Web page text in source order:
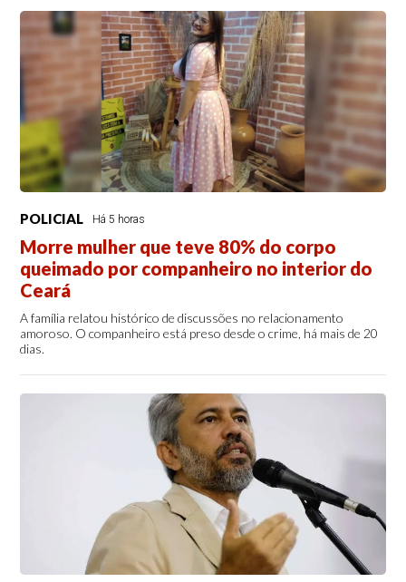
POLICIAL Há 5 horas
Morre mulher que teve 80% do corpo
queimado por companheiro no interior do
Ceará
A família relatou histórico de discussões no relacionamento
amoroso. O companheiro está preso desde o crime, há mais de 20
dias.